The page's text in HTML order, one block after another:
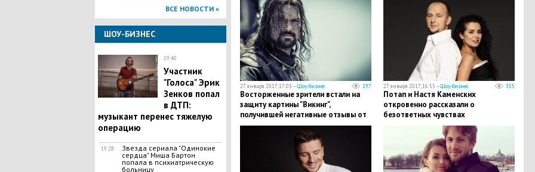
ВСЕ НОВОСТИ »
ШОУ-БИЗНЕС
19:40
Участник
"Голоса" Эрик
Зенков попал
в ДТП:
музыкант перенес тяжелую
операцию
19:28
Звезда сериала "Одинокие
сердца" Миша Бартон
попала в психиатрическую
больницу
27 января 2017, 17:03 —Шоу-бизнес 197
Восторженные зрители встали на
защиту картины "Викинг",
получившей негативные отзывы от
критиков
27 января 2017, 16:55 —Шоу-бизнес 355
Потап и Настя Каменских
откровенно рассказали о
безответных чувствах